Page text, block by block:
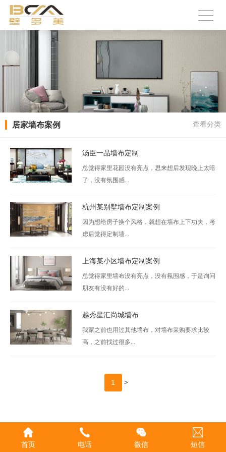
居家墙布案例 查看分类
汤臣一品墙布定制
总觉得家里花园没有亮点，思来想后发现晚上太暗
了，没有氛围感...
杭州某别墅墙布定制案例
因为想给房子换个风格，就想在墙布上下功夫，考
虑后觉得定制墙...
上海某小区墙布定制案例
总觉得家里墙布没有亮点，没有氛围感，于是询问
朋友有没有好的...
越秀星汇尚城墙布
我家之前也用过其他墙布，对墙布采购要求比较
高，之前找过很多...
1 >
首页 电话 微信 短信